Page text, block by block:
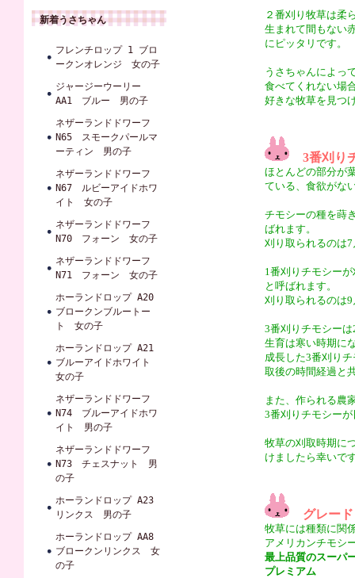
新着うさちゃん
フレンチロップ 1 ブロ
ークンオレンジ 女の子
ジャージーウーリー
AA1 ブルー 男の子
ネザーランドドワーフ
N65 スモークパールマ
ーティン 男の子
ネザーランドドワーフ
N67 ルビーアイドホワ
イト 女の子
ネザーランドドワーフ
N70 フォーン 女の子
ネザーランドドワーフ
N71 フォーン 女の子
ホーランドロップ A20
ブロークンブルートー
ト 女の子
ホーランドロップ A21
ブルーアイドホワイト
女の子
ネザーランドドワーフ
N74 ブルーアイドホワ
イト 男の子
ネザーランドドワーフ
N73 チェスナット 男
の子
ホーランドロップ A23
リンクス 男の子
ホーランドロップ AA8
ブロークンリンクス 女
の子
２番刈り牧草は柔
生まれて間もない
にピッタリです。
うさちゃんによっ
食べてくれない場
好きな牧草を見つ
3番刈り
ほとんどの部分が
ている、食欲がな
チモシーの種を蒔
ばれます。
刈り取られるのは
1番刈りチモシー
と呼ばれます。
刈り取られるのは
3番刈りチモシー
生育は寒い時期に
成長した3番刈り
取後の時間経過と
また、作られる農
3番刈りチモシー
牧草の刈取時期に
けましたら幸いで
グレード
牧草には種類に関
アメリカンチモシ
最上品質のスーパ
プレミアム